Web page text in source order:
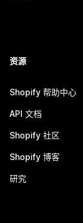
资源
Shopify 帮助中心
API 文档
Shopify 社区
Shopify 博客
研究